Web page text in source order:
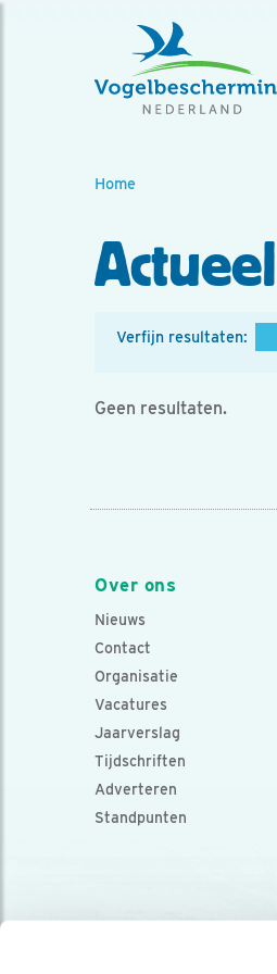
Home
Actueel
Verfijn resultaten:
Geen resultaten.
Over ons
Nieuws
Contact
Organisatie
Vacatures
Jaarverslag
Tijdschriften
Adverteren
Standpunten